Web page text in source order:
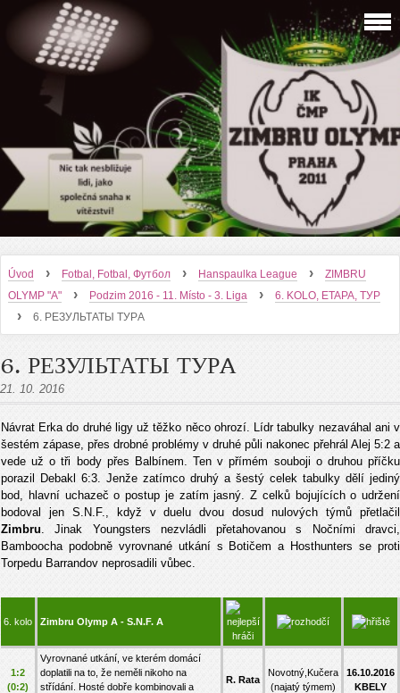
Úvod › Fotbal, Fotbal, Футбол › Hanspaulka League ›
ZIMBRU
OLYMP "A"
› Podzim 2016 - 11. Místo - 3. Liga › 6. KOLO, ETAPA, ТУР
› 6. РЕЗУЛЬТАТЫ ТУРA
6. РЕЗУЛЬТАТЫ ТУРA
21. 10. 2016
Návrat Erka do druhé ligy už těžko něco ohrozí. Lídr tabulky nezaváhal ani v
šestém zápase, přes drobné problémy v druhé půli nakonec přehrál Alej 5:2 a
vede už o tři body přes Balbínem. Ten v přímém souboji o druhou příčku
porazil Debakl 6:3. Jenže zatímco druhý a šestý celek tabulky dělí jediný
bod, hlavní uchazeč o postup je zatím jasný. Z celků bojujících o udržení
bodoval jen S.N.F., když v duelu dvou dosud nulových týmů přetlačil
Zimbru. Jinak Youngsters nezvládli přetahovanou s Nočními dravci,
Bamboocha podobně vyrovnané utkání s Botičem a Hosthunters se proti
Torpedu Barrandov neprosadili vůbec.
6. kolo Zimbru Olymp A - S.N.F. A
1:2
(0:2)
Vyrovnané utkání, ve kterém domácí
doplatili na to, že neměli nikoho na
střídání. Hosté dobře kombinovali a
R. Rata
Novotný,Kučera
(najatý týmem)
16.10.2016
KBELY